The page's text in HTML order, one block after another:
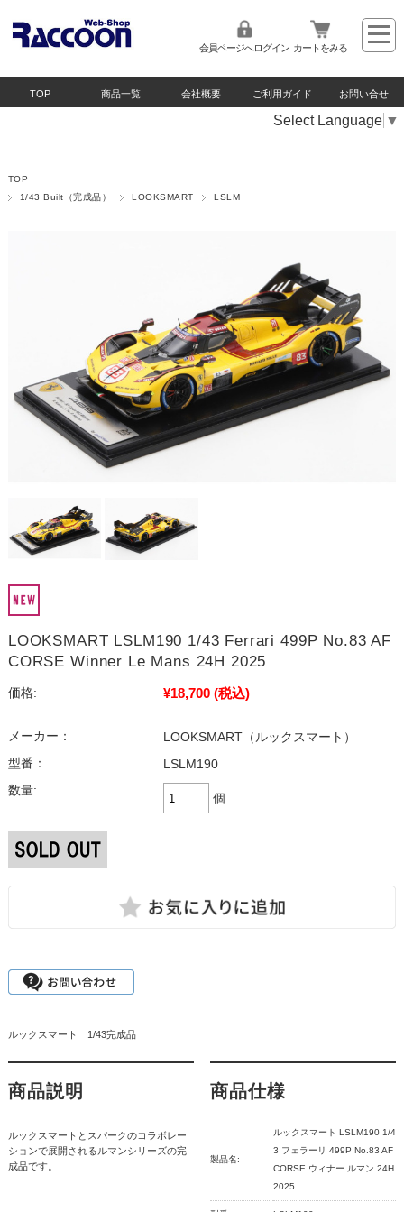
会員ページへログイン カートをみる
TOP 商品一覧 会社概要 ご利用ガイド お問い合せ
Select Language ▼
TOP
1/43 Built（完成品）
LOOKSMART LSLM
LOOKSMART LSLM190 1/43 Ferrari 499P No.83 AF
CORSE Winner Le Mans 24H 2025
価格: ¥18,700 (税込)
メーカー：
LOOKSMART（ルックスマート）
型番：
LSLM190
数量:
個
ルックスマート 1/43完成品
商品説明
ルックスマートとスパークのコラボレー
ションで展開されるルマンシリーズの完
成品です。
商品仕様
製品名:
ルックスマート LSLM190 1/4
3 フェラーリ 499P No.83 AF
CORSE ウィナー ルマン 24H
2025